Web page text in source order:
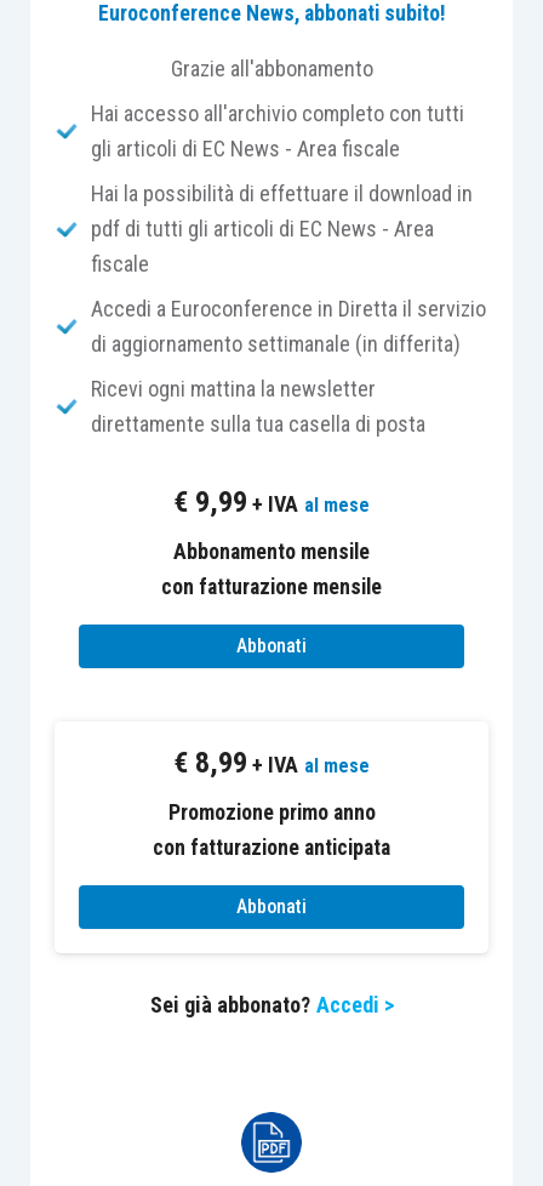
Il 31 dicembre 2024 le 2 società hanno
mezzo pec) in cui Alfa Srl accetta la proposta di
soddisfacimento del proprio credito formulata
nel progetto del piano di risanamento,
rinunciando definitivamente al credito residuo
vantato nei confronti di Beta Srl.
Si chiede se la relativa perdita su crediti nonché
la sopravvenienza passiva siano deducibili
nell’esercizio 2024.
LEGGI LA RI SPOSTA DI CENTRO STUDI
TRIBUTARI SU FISCOPRATICO
abbonati di FiscoPratico.
Euroconference News, abbonati subito!
Grazie all'abbonamento
Hai accesso all'archivio completo con tutti
gli articoli di EC News - Area fiscale
Hai la possibilità di effettuare il download in
pdf di tutti gli articoli di EC News - Area
fiscale
Accedi a Euroconference in Diretta il servizio
di aggiornamento settimanale (in differita)
Ricevi ogni mattina la newsletter
direttamente sulla tua casella di posta
€ 9,99 + IVA al mese
Abbonamento mensile
con fatturazione mensile
Abbonati
€ 8,99 + IVA al mese
Promozione primo anno
con fatturazione anticipata
Abbonati
Sei già abbonato? Accedi >